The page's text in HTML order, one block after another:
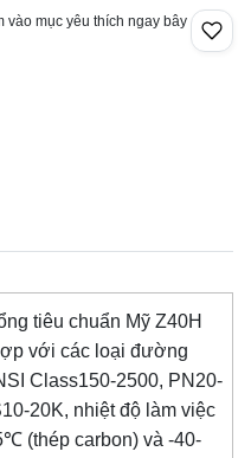
vào mục yêu thích ngay bây
tiêu chuẩn Mỹ Z40H
với các loại đường
Class150-2500, PN20-
20K, nhiệt độ làm việc
(thép carbon) và -40-